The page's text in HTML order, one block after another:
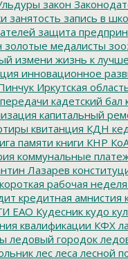
закон
занятость запись в
защита
золотые медалисты
измени жизнь к
инновационное
Иркутская
кадетский бал
капитальный
квитанция КДН
памяти книги КНР
коммунальные
Лазарев
короткая рабочая неделя
кредитная амнистия
ЕАО Кудесник кудо
квалификации КФХ
ледовый городок
лес леса лесной